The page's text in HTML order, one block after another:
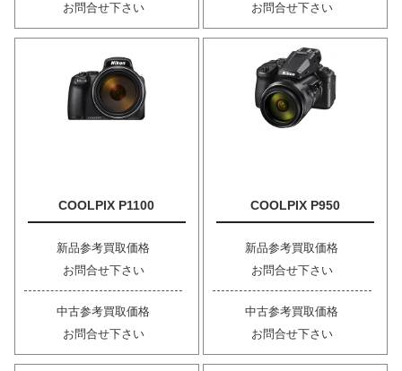
お問合せ下さい
お問合せ下さい
COOLPIX P1100
新品参考買取価格
お問合せ下さい
中古参考買取価格
お問合せ下さい
COOLPIX P950
新品参考買取価格
お問合せ下さい
中古参考買取価格
お問合せ下さい